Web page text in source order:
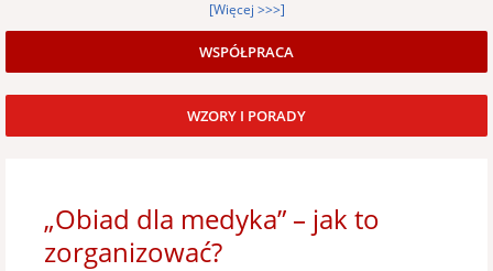
[Więcej >>>]
WSPÓŁPRACA
WZORY I PORADY
„Obiad dla medyka” – jak to
zorganizować?